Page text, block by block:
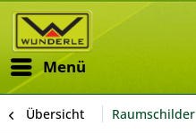
Menü
Übersicht Raumschilder